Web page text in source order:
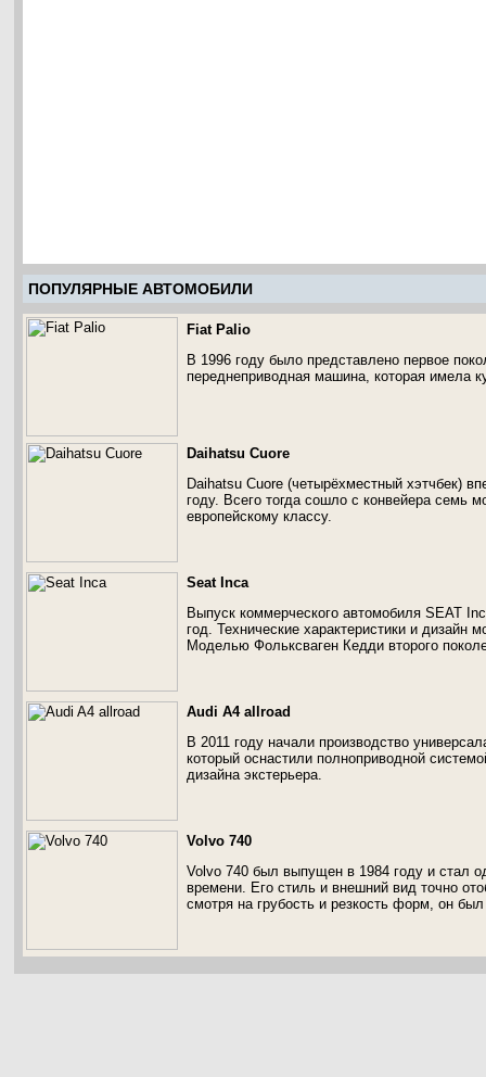
ПОПУЛЯРНЫЕ АВТОМОБИЛИ
Fiat Palio
В 1996 году было представлено первое
переднеприводная машина, которая имела
Daihatsu Cuore
Daihatsu Cuore (четырёхместный хэтчбек)
году. Всего тогда сошло с конвейера семь
европейскому классу.
Seat Inca
Выпуск коммерческого автомобиля SEAT
год. Технические характеристики и
Моделью Фольксваген Кедди второго
Audi A4 allroad
В 2011 году начали производство
который оснастили полноприводной
дизайна экстерьера.
Volvo 740
Volvo 740 был выпущен в 1984 году и стал
времени. Его стиль и внешний вид точно
смотря на грубость и резкость форм, он